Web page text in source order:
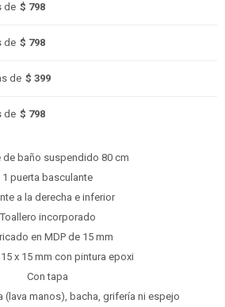
de $ 798
de $ 798
de $ 399
de $ 798
de baño suspendido 80 cm
1 puerta basculante
a la derecha e inferior
Toallero incorporado
en MDP de 15 mm
x 15 mm con pintura epoxi
Con tapa
(lava manos), bacha, grifería ni espejo